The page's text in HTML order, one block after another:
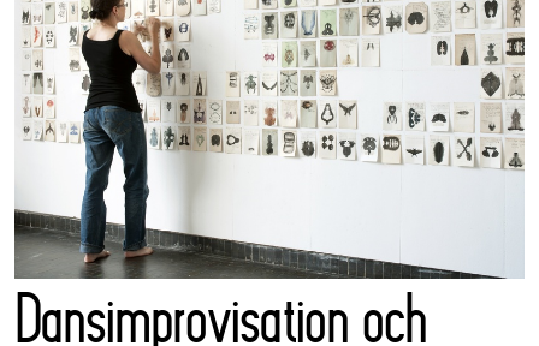
Dansimprovisation och